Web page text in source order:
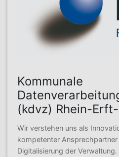
Kommunale
(kdvz) Rhein-
Wir verstehen uns als
kompetenter
Digitalisierung der